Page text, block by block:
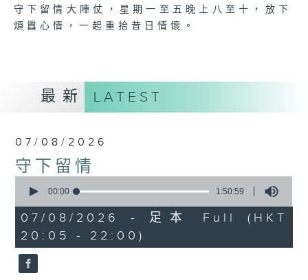
守下留情大陣仗，星期一至五晚上八至十，放下
煩囂心情，一起重拾昔日情懷。
最新 LATEST
07/08/2026
守下留情
seconds
1
hour,
50
minutes,
59
seconds
00:00 1:50:59
07/08/2026 - 足本 Full (HKT
20:05 - 22:00)